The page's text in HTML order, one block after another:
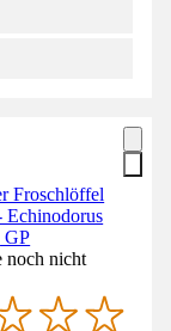
Froschlöffel
Echinodorus
GP
noch nicht